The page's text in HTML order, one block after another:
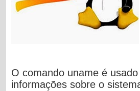
O comando uname é
informações sobre o